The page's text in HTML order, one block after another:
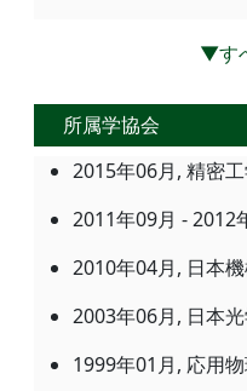
▼す
所属学協会
2015年06月, 精密
2011年09月 - 2012
2010年04月, 日本
2003年06月, 日本
1999年01月, 応用